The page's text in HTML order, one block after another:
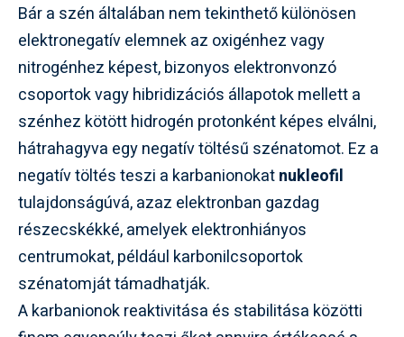
Bár a szén általában nem tekinthető különösen
elektronegatív elemnek az oxigénhez vagy
nitrogénhez képest, bizonyos elektronvonzó
csoportok vagy hibridizációs állapotok mellett a
szénhez kötött hidrogén protonként képes elválni,
hátrahagyva egy negatív töltésű szénatomot. Ez a
negatív töltés teszi a karbanionokatnukleofil
tulajdonságúvá, azaz elektronban gazdag
részecskékké, amelyek elektronhiányos
centrumokat, például karbonilcsoportok
szénatomját támadhatják.
A karbanionok reaktivitása és stabilitása közötti